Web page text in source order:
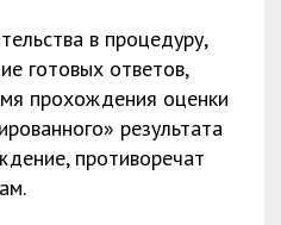
в процедуру,
готовых ответов,
прохождения оценки
результата
противоречат